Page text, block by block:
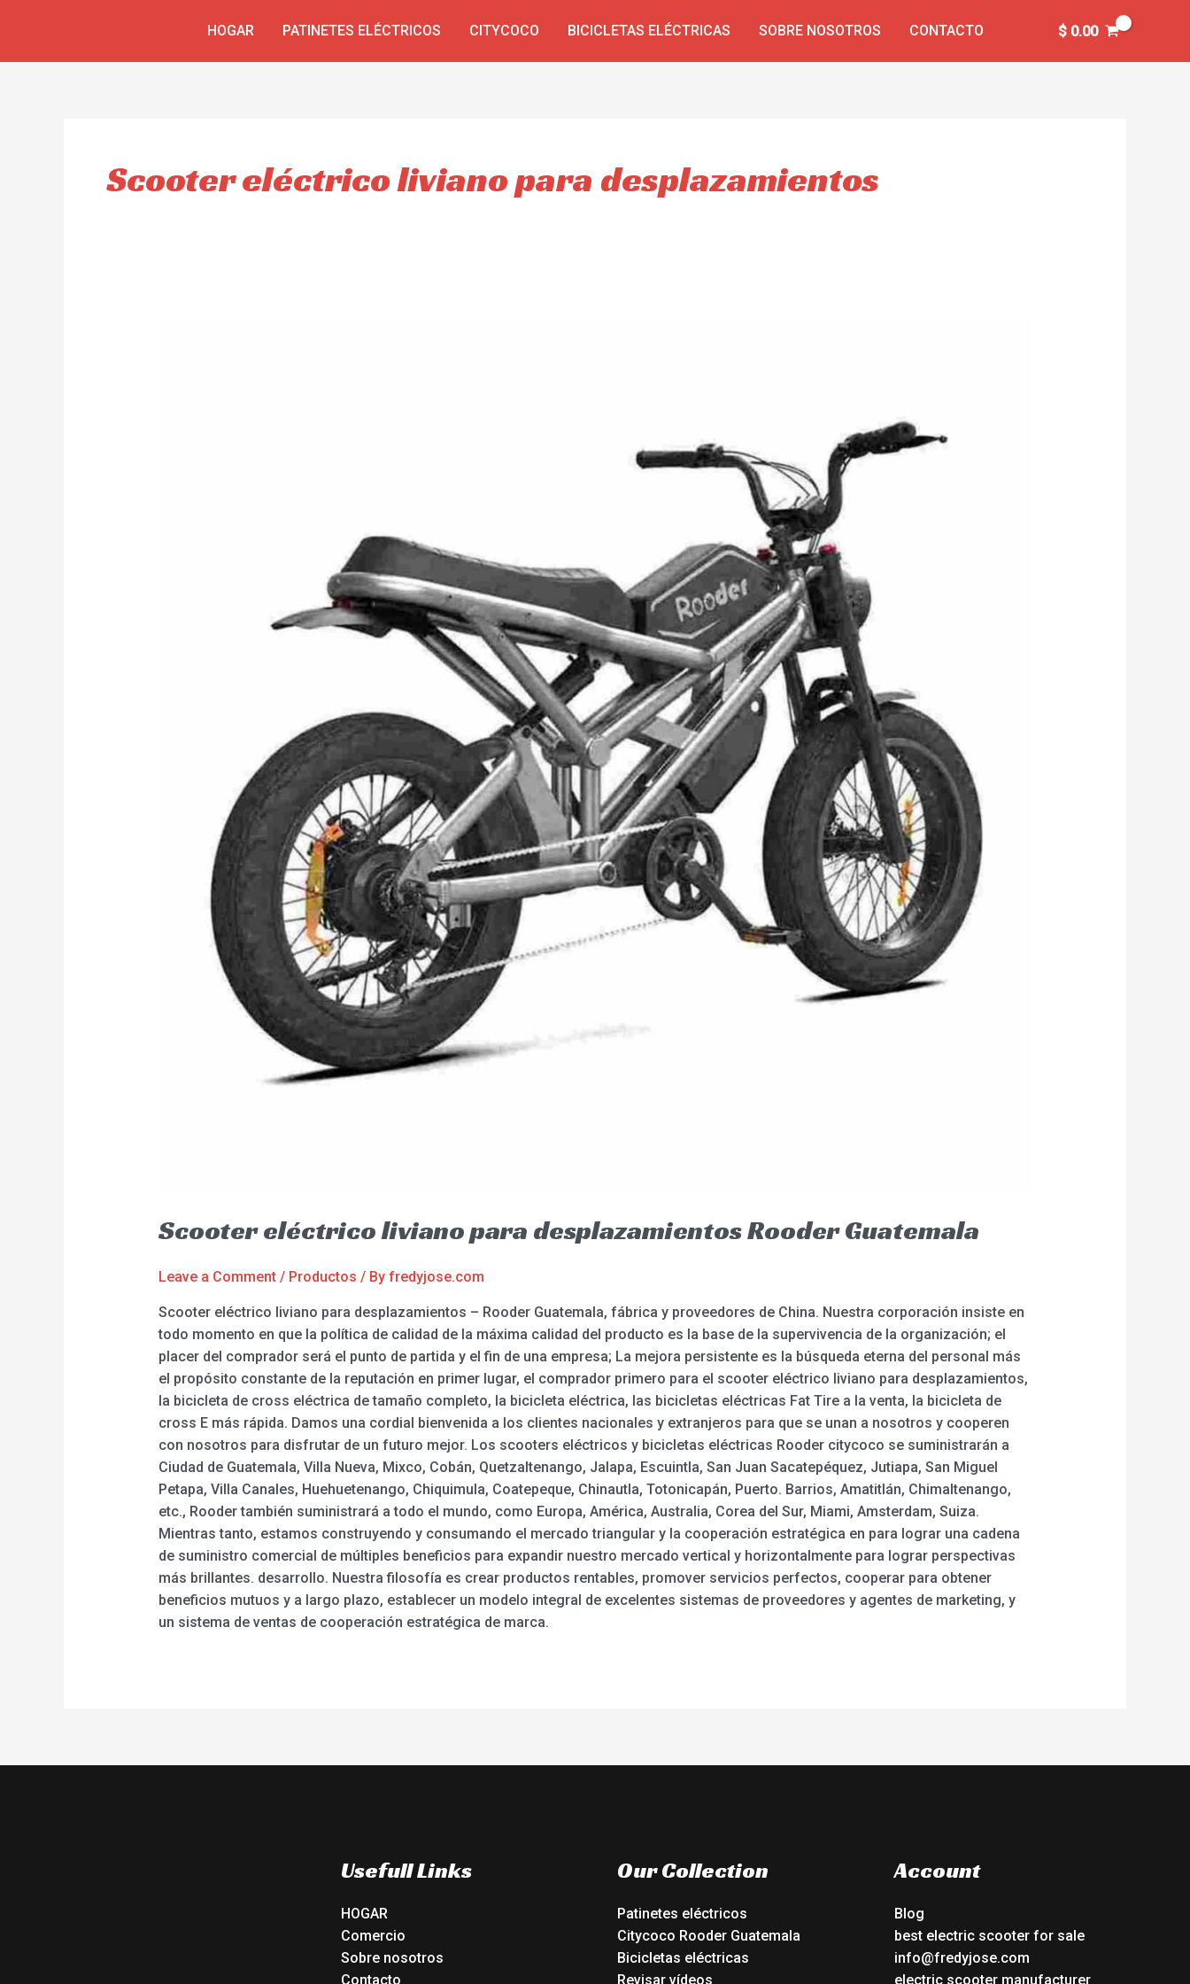
HOGAR PATINETES ELÉCTRICOS CITYCOCO BICICLETAS ELÉCTRICAS SOBRE NOSOTROS CONTACTO $0.00
Scooter eléctrico liviano para desplazamientos
Scooter eléctrico liviano para desplazamientos Rooder Guatemala
Leave a Comment / Productos / By fredyjose.com
Scooter eléctrico liviano para desplazamientos – Rooder Guatemala, fábrica y proveedores de China. Nuestra corporación insiste en
todo momento en que la política de calidad de la máxima calidad del producto es la base de la supervivencia de la organización; el
placer del comprador será el punto de partida y el fin de una empresa; La mejora persistente es la búsqueda eterna del personal más
el propósito constante de la reputación en primer lugar, el comprador primero para el scooter eléctrico liviano para desplazamientos,
la bicicleta de cross eléctrica de tamaño completo, la bicicleta eléctrica, las bicicletas eléctricas Fat Tire a la venta, la bicicleta de
cross E más rápida. Damos una cordial bienvenida a los clientes nacionales y extranjeros para que se unan a nosotros y cooperen
con nosotros para disfrutar de un futuro mejor. Los scooters eléctricos y bicicletas eléctricas Rooder citycoco se suministrarán a
Ciudad de Guatemala, Villa Nueva, Mixco, Cobán, Quetzaltenango, Jalapa, Escuintla, San Juan Sacatepéquez, Jutiapa, San Miguel
Petapa, Villa Canales, Huehuetenango, Chiquimula, Coatepeque, Chinautla, Totonicapán, Puerto. Barrios, Amatitlán, Chimaltenango,
etc., Rooder también suministrará a todo el mundo, como Europa, América, Australia, Corea del Sur, Miami, Amsterdam, Suiza.
Mientras tanto, estamos construyendo y consumando el mercado triangular y la cooperación estratégica en para lograr una cadena
de suministro comercial de múltiples beneficios para expandir nuestro mercado vertical y horizontalmente para lograr perspectivas
más brillantes. desarrollo. Nuestra filosofía es crear productos rentables, promover servicios perfectos, cooperar para obtener
beneficios mutuos y a largo plazo, establecer un modelo integral de excelentes sistemas de proveedores y agentes de marketing, y
un sistema de ventas de cooperación estratégica de marca.
Usefull Links
HOGAR
Comercio
Sobre nosotros
Contacto
Our Collection
Patinetes eléctricos
Citycoco Rooder Guatemala
Bicicletas eléctricas
Revisar vídeos
Account
Blog
best electric scooter for sale
info@fredyjose.com
electric scooter manufacturer